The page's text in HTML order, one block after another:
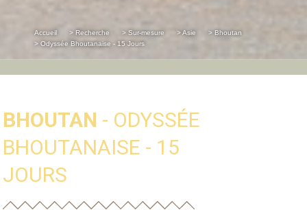
Accueil > Recherche > Sur-mesure > Asie
> Bhoutan
> Odyssée Bhoutanaise - 15 Jours
BHOUTAN - ODYSSÉE
BHOUTANAISE - 15
JOURS